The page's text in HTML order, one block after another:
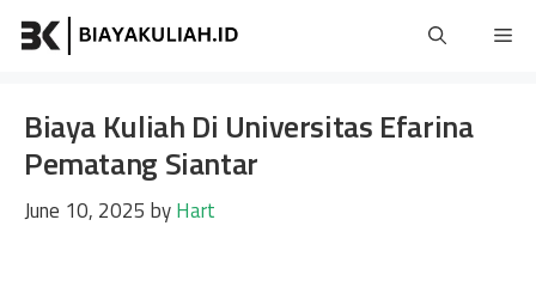
Skip
Biaya Kuliah Di Universitas Efarina
Pematang Siantar
June 10, 2025 byHart